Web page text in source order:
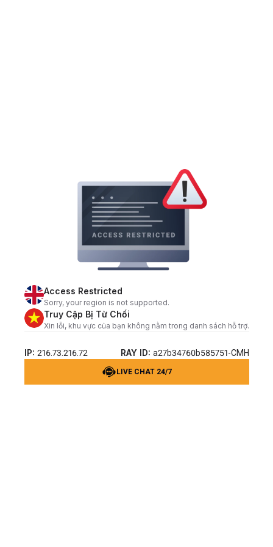
Access Restricted
Sorry, your region is not supported.
Truy Cập Bị Từ Chối
Xin lỗi, khu vực của bạn không nằm trong danh sách hỗ trợ.
IP: 216.73.216.72 RAY ID: a27b34760b585751-CMH
LIVE CHAT 24/7